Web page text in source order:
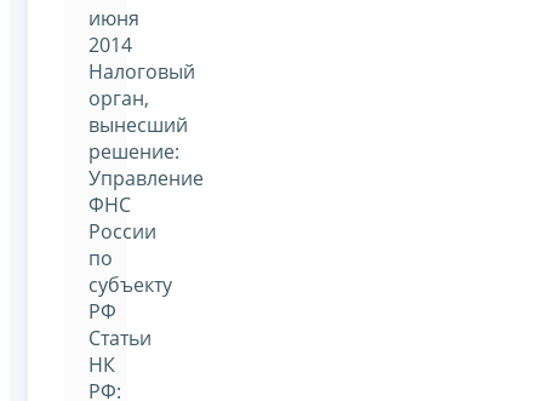
июня
2014
Налоговый
орган,
вынесший
решение:
Управление
ФНС
России
по
субъекту
РФ
Статьи
НК
РФ: